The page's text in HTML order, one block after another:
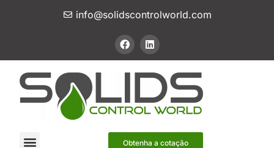
info@solidscontrolworld.com
Obtenha a cotação